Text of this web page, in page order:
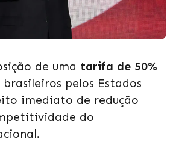
de uma tarifa de 50%
pelos Estados
imediato de redução
do